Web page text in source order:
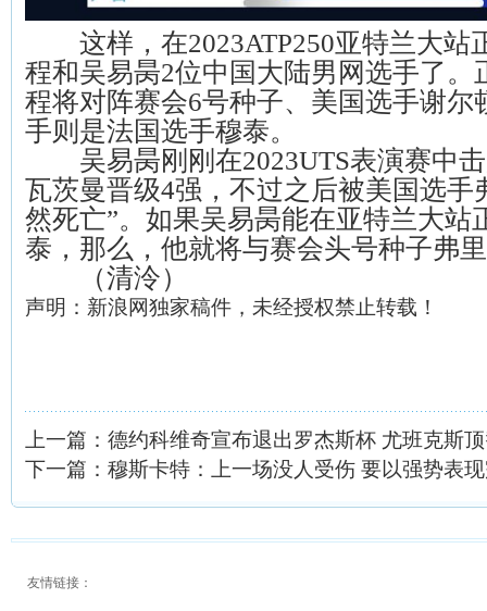
这样，在2023ATP250亚特兰大站
程和吴易昺2位中国大陆男网选手了。
程将对阵赛会6号种子、美国选手谢尔
手则是法国选手穆泰。
吴易昺刚刚在2023UTS表演赛中击
瓦茨曼晋级4强，不过之后被美国选手
然死亡”。如果吴易昺能在亚特兰大站
泰，那么，他就将与赛会头号种子弗
（清泠）
声明：新浪网独家稿件，未经授权禁止转载！
上一篇： 德约科维奇宣布退出罗杰斯杯 尤班克斯
下一篇： 穆斯卡特：上一场没人受伤 要以强势表
友情链接：